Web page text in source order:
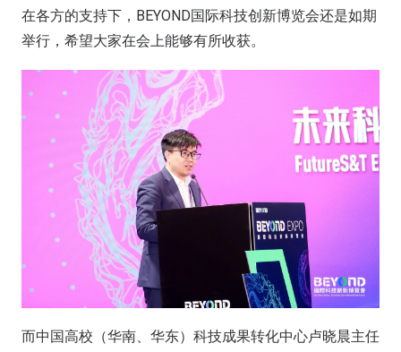
在各方的支持下，BEYOND国际科技创新博览会还是如期
举行，希望大家在会上能够有所收获。
而中国高校（华南、华东）科技成果转化中心卢晓晨主任